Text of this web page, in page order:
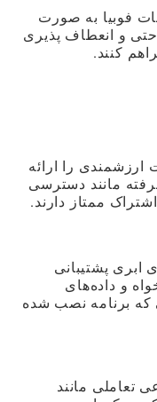
فوبیا به صورت
و انعطاف پذیری
کنند.
ارزشمندی را ارائه
مانند دسترسی
ممتاز دارند.
ابری پشتیبانی
و داده‌های
برنامه نصب شده
تعاملی مانند